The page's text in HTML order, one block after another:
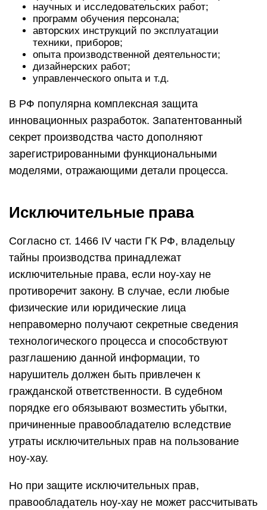
научных и исследовательских работ;
программ обучения персонала;
авторских инструкций по эксплуатации
техники, приборов;
опыта производственной деятельности;
дизайнерских работ;
управленческого опыта и т.д.
В РФ популярна комплексная защита
инновационных разработок. Запатентованный
секрет производства часто дополняют
зарегистрированными функциональными
моделями, отражающими детали процесса.
Исключительные права
Согласно ст. 1466 IV части ГК РФ, владельцу
тайны производства принадлежат
исключительные права, если ноу-хау не
противоречит закону. В случае, если любые
физические или юридические лица
неправомерно получают секретные сведения
технологического процесса и способствуют
разглашению данной информации, то
нарушитель должен быть привлечен к
гражданской ответственности. В судебном
порядке его обязывают возместить убытки,
причиненные правообладателю вследствие
утраты исключительных прав на пользование
ноу-хау.
Но при защите исключительных прав,
правообладатель ноу-хау не может рассчитывать